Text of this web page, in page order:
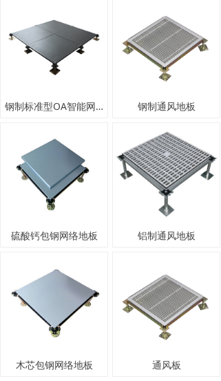
钢制标准型OA智能网络地板 钢制通风地板
硫酸钙包钢网络地板 铝制通风地板
木芯包钢网络地板 通风板